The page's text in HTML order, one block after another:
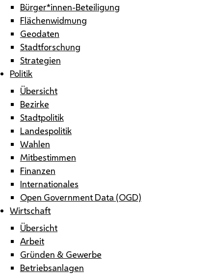
Bürger*innen-Beteiligung
Flächenwidmung
Geodaten
Stadtforschung
Strategien
Politik
Übersicht
Bezirke
Stadtpolitik
Landespolitik
Wahlen
Mitbestimmen
Finanzen
Internationales
Open Government Data (OGD)
Wirtschaft
Übersicht
Arbeit
Gründen & Gewerbe
Betriebsanlagen